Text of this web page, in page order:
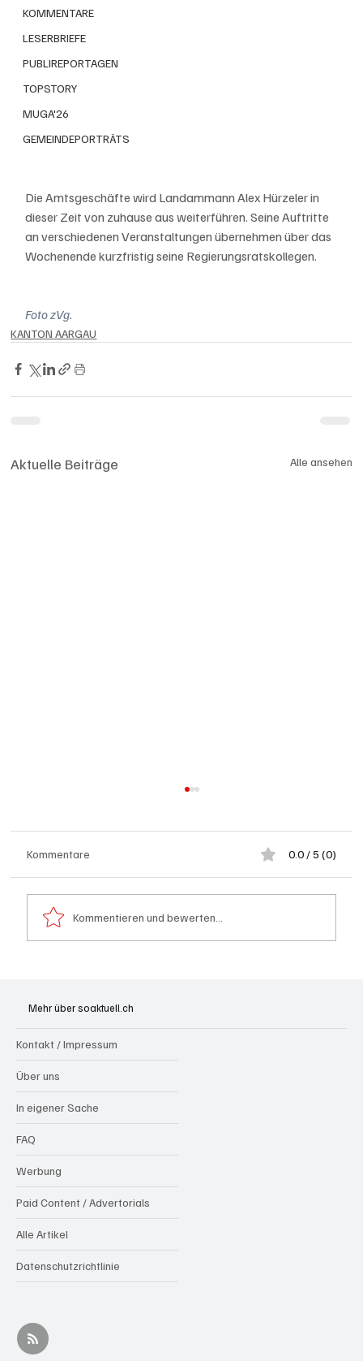
KOMMENTARE
LESERBRIEFE
PUBLIREPORTAGEN
TOPSTORY
MUGA'26
GEMEINDEPORTRÄTS
Die Amtsgeschäfte wird Landammann Alex Hürzeler in
dieser Zeit von zuhause aus weiterführen. Seine Auftritte
an verschiedenen Veranstaltungen übernehmen über das
Wochenende kurzfristig seine Regierungsratskollegen.
Foto zVg.
KANTON AARGAU
Aktuelle Beiträge Alle ansehen
Kommentare 0.0 / 5 (0)
Kommentieren und bewerten...
Mehr über soaktuell.ch
Kontakt / Impressum
Über uns
In eigener Sache
FAQ
Werbung
Paid Content / Advertorials
Alle Artikel
Datenschutzrichtlinie